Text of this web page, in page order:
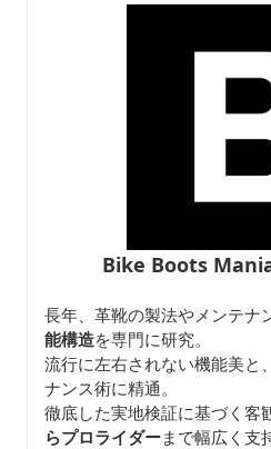
Bike Boots
長年、革靴の製法やメンテナ
能構造を専門に研究。
流行に左右されない機能美と
ナンス術に精通。
徹底した実地検証に基づく客
らプロライダーまで幅広く支